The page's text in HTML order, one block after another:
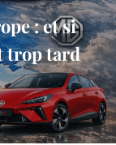
: et si
trop tard